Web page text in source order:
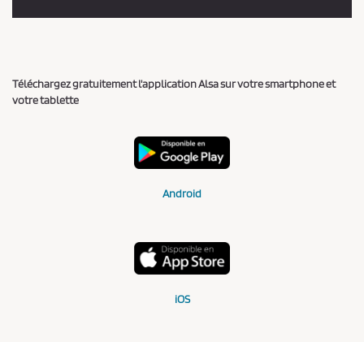
Téléchargez gratuitement l'application Alsa sur votre smartphone et
votre tablette
Android
iOS